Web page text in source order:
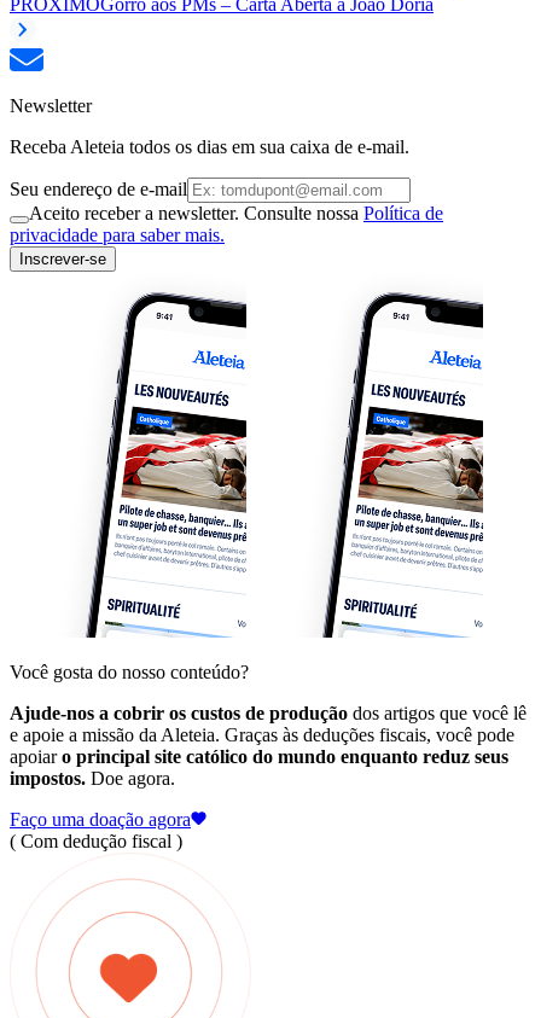
Newsletter
Receba Aleteia todos os dias em sua caixa de e-mail.
Seu endereço de e-mail
Aceito receber a newsletter. Consulte nossa Política de
privacidade para saber mais.
Inscrever-se
Você gosta do nosso conteúdo?
Ajude-nos a cobrir os custos de produção dos artigos que você lê
e apoie a missão da Aleteia. Graças às deduções fiscais, você pode
apoiaro principal site católico do mundo enquanto reduz seus
impostos. Doe agora.
Faço uma doação agora
( Com dedução fiscal )